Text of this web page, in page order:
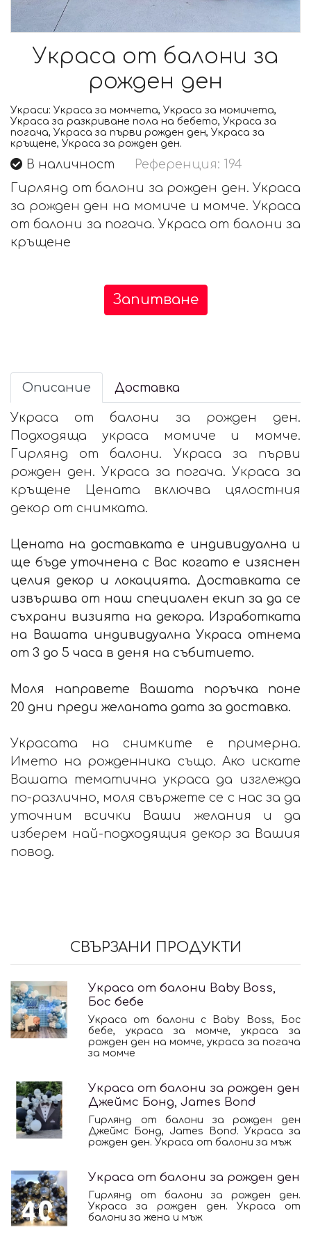
Украса от балони за
рожден ден
Украси: Украса за момчета, Украса за момичета,
Украса за разкриване пола на бебето, Украса за
погача, Украса за първи рожден ден, Украса за
кръщене, Украса за рожден ден.
В наличност
Референция: 194
Гирлянд от балони за рожден ден. Украса
за рожден ден на момиче и момче. Украса
от балони за погача. Украса от балони за
кръщене
Запитване
Описание Доставка
Украса от балони за рожден ден.
Подходяща украса момиче и момче.
Гирлянд от балони. Украса за първи
рожден ден. Украса за погача. Украса за
кръщене Цената включва цялостния
декор от снимката.
Цената на доставката е индивидуална и
ще бъде уточнена с Вас когато е изяснен
целия декор и локацията. Доставката се
извършва от наш специален екип за да се
съхрани визията на декора. Изработката
на Вашата индивидуална Украса отнема
от 3 до 5 часа в деня на събитието.
Моля направете Вашата поръчка поне
20 дни преди желаната дата за доставка.
Украсата на снимките е примерна.
Името на рожденника също. Ако искате
Вашата тематична украса да изглежда
по-различно, моля свържете се с нас за да
уточним всички Ваши желания и да
изберем най-подходящия декор за Вашия
повод.
СВЪРЗАНИ ПРОДУКТИ
Украса от балони Baby Boss,
Бос бебе
Украса от балони с Baby Boss, Бос
бебе, украса за момче, украса за
рожден ден на момче, украса за погача
за момче
Украса от балони за рожден ден
Джеймс Бонд, James Bond
Гирлянд от балони за рожден ден
Джеймс Бонд, James Bond. Украса за
рожден ден. Украса от балони за мъж
Украса от балони за рожден ден
Гирлянд от балони за рожден ден.
Украса за рожден ден. Украса от
балони за жена и мъж